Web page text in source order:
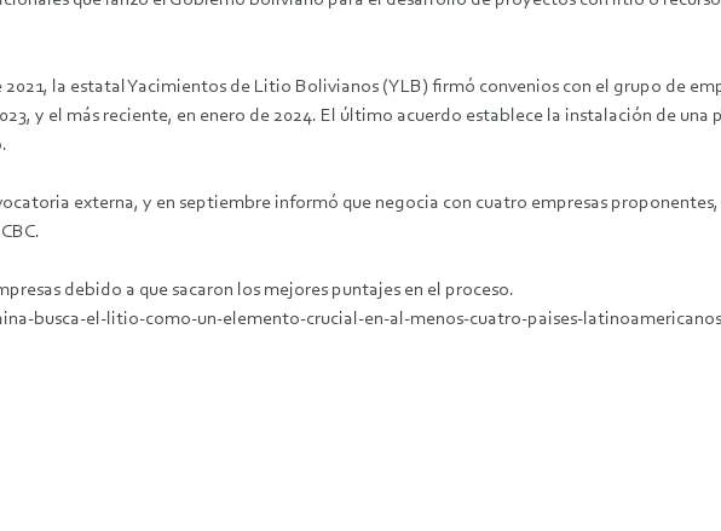
la estatal Yacimientos de Litio Bolivianos (YLB) firmó convenios con el grupo de
y el más reciente, en enero de 2024. El último acuerdo establece la instalación de
externa, y en septiembre informó que negocia con cuatro empresas
debido a que sacaron los mejores puntajes en el proceso.
busca-el-litio-como-un-elemento-crucial-en-al-menos-cuatro-paises-latinoamericanos